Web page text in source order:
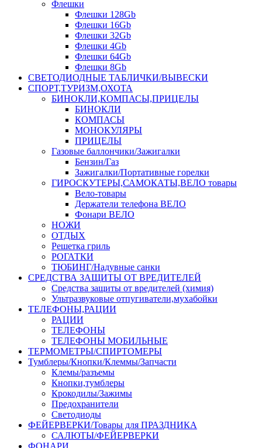
Флешки
Флешки 128Gb
Флешки 16Gb
Флешки 32Gb
Флешки 4Gb
Флешки 64Gb
Флешки 8Gb
СВЕТОДИОДНЫЕ ТАБЛИЧКИ/ВЫВЕСКИ
СПОРТ,ТУРИЗМ,ОХОТА
БИНОКЛИ,КОМПАСЫ,ПРИЦЕЛЫ
БИНОКЛИ
КОМПАСЫ
МОНОКУЛЯРЫ
ПРИЦЕЛЫ
Газовые баллончики/Зажигалки
Бензин/Газ
Зажигалки/Портативные горелки
ГИРОСКУТЕРЫ,САМОКАТЫ,ВЕЛО товары
Вело-товары
Держатели телефона ВЕЛО
Фонари ВЕЛО
НОЖИ
ОТДЫХ
Решетка гриль
РОГАТКИ
ТЮБИНГ/Надувные санки
СРЕДСТВА ЗАЩИТЫ ОТ ВРЕДИТЕЛЕЙ
Средства защиты от вредителей (химия)
Ультразвуковые отпугиватели,мухабойки
ТЕЛЕФОНЫ,РАЦИИ
РАЦИИ
ТЕЛЕФОНЫ
ТЕЛЕФОНЫ МОБИЛЬНЫЕ
ТЕРМОМЕТРЫ/СПИРТОМЕРЫ
Тумблеры/Кнопки/Клеммы/Запчасти
Клемы/разъемы
Кнопки,тумблеры
Крокодилы/Зажимы
Предохранители
Светодиоды
ФЕЙЕРВЕРКИ/Товары для ПРАЗДНИКА
САЛЮТЫ/ФЕЙЕРВЕРКИ
ФОНАРИ